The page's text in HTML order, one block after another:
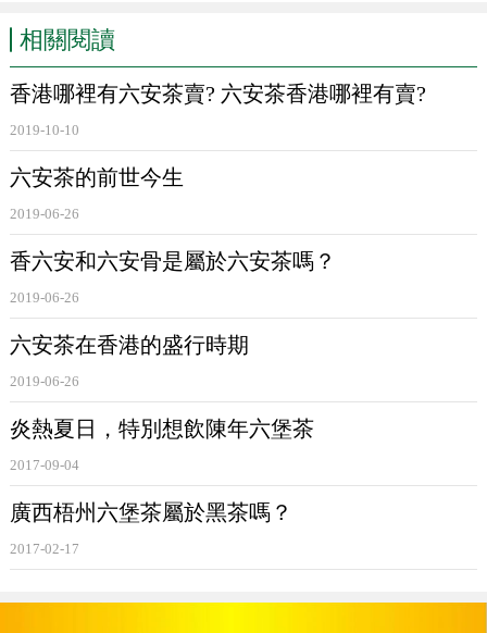
相關閱讀
香港哪裡有六安茶賣? 六安茶香港哪裡有賣?
2019-10-10
六安茶的前世今生
2019-06-26
香六安和六安骨是屬於六安茶嗎？
2019-06-26
六安茶在香港的盛行時期
2019-06-26
炎熱夏日，特別想飲陳年六堡茶
2017-09-04
廣西梧州六堡茶屬於黑茶嗎？
2017-02-17